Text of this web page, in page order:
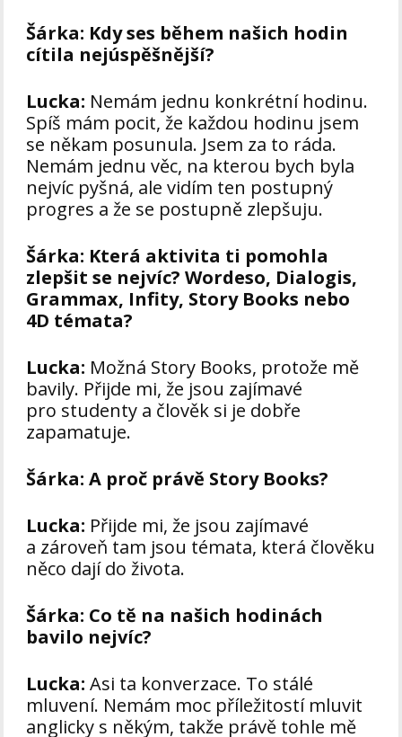
Šárka: Kdy ses během našich hodin
cítila nejúspěšnější?
Lucka: Nemám jednu konkrétní hodinu.
Spíš mám pocit, že každou hodinu jsem
se někam posunula. Jsem za to ráda.
Nemám jednu věc, na kterou bych byla
nejvíc pyšná, ale vidím ten postupný
progres a že se postupně zlepšuju.
Šárka: Která aktivita ti pomohla
zlepšit se nejvíc? Wordeso, Dialogis,
Grammax, Infity, Story Books nebo
4D témata?
Lucka: Možná Story Books, protože mě
bavily. Přijde mi, že jsou zajímavé
pro studenty a člověk si je dobře
zapamatuje.
Šárka: A proč právě Story Books?
Lucka: Přijde mi, že jsou zajímavé
a zároveň tam jsou témata, která člověku
něco dají do života.
Šárka: Co tě na našich hodinách
bavilo nejvíc?
Lucka: Asi ta konverzace. To stálé
mluvení. Nemám moc příležitostí mluvit
anglicky s někým, takže právě tohle mě